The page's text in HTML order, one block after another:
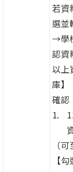
若資
選並
→學
認資
以上
庫】
確認
（
【